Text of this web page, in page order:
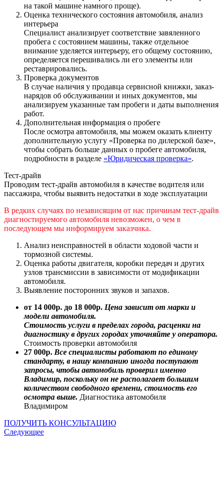
на такой машине намного проще).
Оценка технического состояния автомобиля, анализ
интерьера
Специалист анализирует соответствие завяленного
пробега с состоянием машины, также отдельное
внимание уделяется интерьеру, его общему состоянию,
определяется перешивались ли его элементы или
реставрировались.
Проверка документов
В случае наличия у продавца сервисной книжки, заказ-
нарядов об обслуживании и иных документов, мы
анализируем указанные там пробеги и даты выполнения
работ.
Дополнительная информация о пробеге
После осмотра автомобиля, мы можем оказать клиенту
дополнительную услугу «Проверка по дилерской базе»,
чтобы собрать больше данных о пробеге автомобиля,
подробности в разделе «Юридическая проверка».
Тест-драйв
Проводим тест-драйв автомобиля в качестве водителя или
пассажира, чтобы выявить недостатки в ходе эксплуатации
В редких случаях по независящим от нас причинам тест-драйв
диагностируемого автомобиля невозможен, о чем в
последующем мы информируем заказчика.
Анализ неисправностей в области ходовой части и
тормозной системы.
Оценка работы двигателя, коробки передач и других
узлов трансмиссии в зависимости от модификации
автомобиля.
Выявление посторонних звуков и запахов.
от 14 000р. до 18 000р. Цена зависит от марки и
модели автомобиля.
Стоимость услуги в пределах города, расценки на
диагностику в других городах уточняйте у оператора.
Стоимость проверки автомобиля
27 000р. Все специалисты работают по единому
стандарту, в нашу компанию иногда поступают
запросы, чтобы автомобиль проверил именно
Владимир, поскольку он не располагает большим
количеством свободного времени, стоимость его
осмотра выше. Диагностика автомобиля
Владимиром
ПОЛУЧИТЬ КОНСУЛЬТАЦИЮ
Следующее